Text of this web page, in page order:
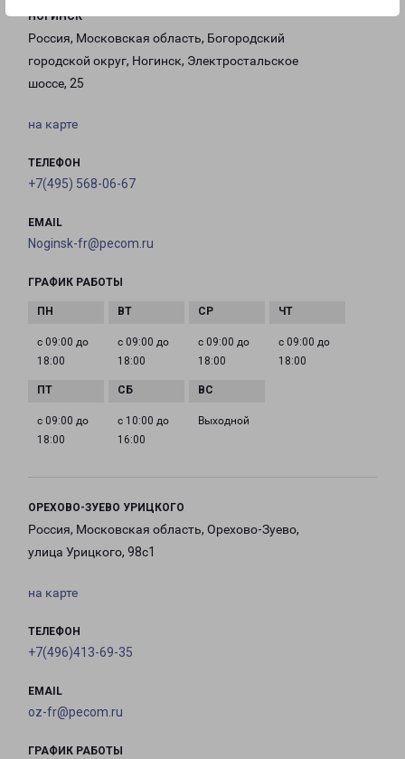
НОГИНСК
Россия, Московская область, Богородский
городской округ, Ногинск, Электростальское
шоссе, 25
на карте
ТЕЛЕФОН
+7(495) 568-06-67
EMAIL
Noginsk-fr@pecom.ru
ГРАФИК РАБОТЫ
с 09:00 до
18:00
с 09:00 до
18:00
с 09:00 до
18:00
с 09:00 до
18:00
с 09:00 до
18:00
с 10:00 до
16:00
Выходной
ОРЕХОВО-ЗУЕВО УРИЦКОГО
Россия, Московская область, Орехово-Зуево,
улица Урицкого, 98с1
на карте
ТЕЛЕФОН
+7(496)413-69-35
EMAIL
oz-fr@pecom.ru
ГРАФИК РАБОТЫ